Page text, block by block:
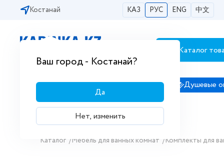
Костанай КАЗ РУС ENG 中文
Ваш город - Костанай?
Да
Нет, изменить
Бесплатная доставка по городам РК
Каталог
Сантехника Душевые кабины Душевые
Купить Комплекты (тумба/шкаф/
Каталог /Мебель для ванных комнат /Комплекты для